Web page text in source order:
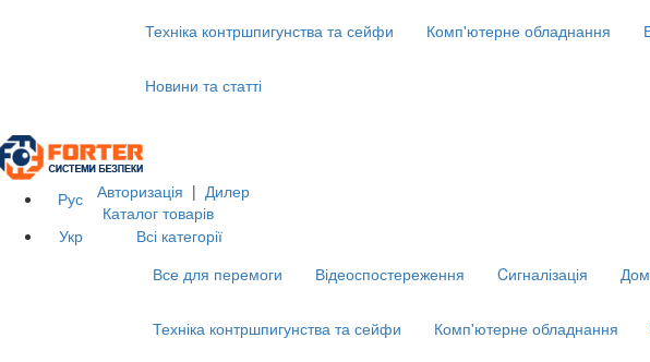
Техніка контршпигунства та сейфи Комп'ютерне обладнання
Новини та статті
Рус
Укр
Авторизація | Дилер
Каталог товарів
Всі категорії
Все для перемоги
Відеоспостереження Cигналізація
Техніка контршпигунства та сейфи Комп'ютерне обладнання